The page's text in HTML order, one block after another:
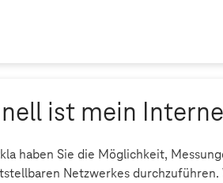
ist mein
haben Sie die Möglichkeit,
Netzwerkes durchzuführen.